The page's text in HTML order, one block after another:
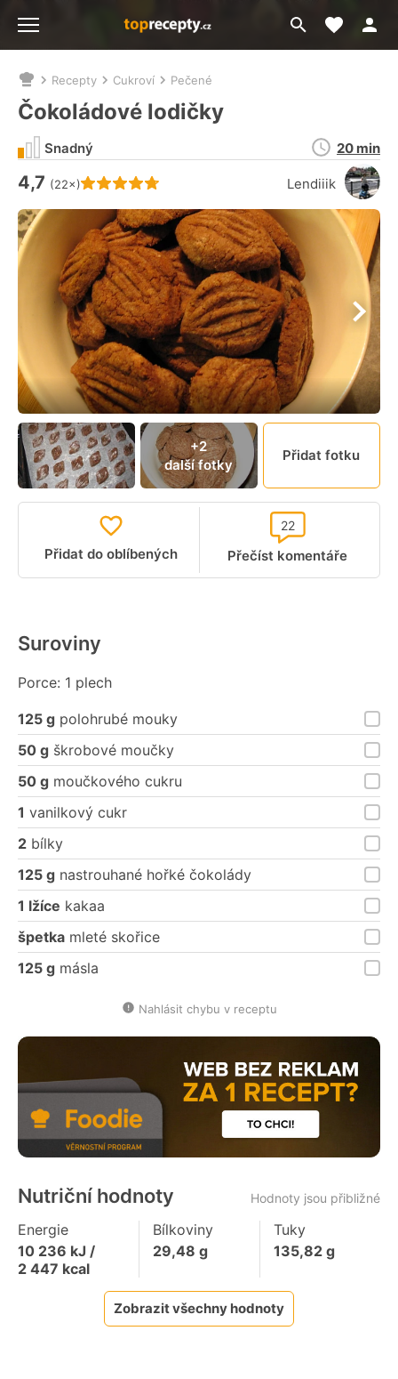
Přejít
na
Moje
Nacházíte
se
zde:
Recepty Cukroví Pečené
Čokoládové lodičky
Hodnocení receptu je
4,7 (22×) Lendiiik
Snadný
Doba
přípravy
20 min
+2
další fotky
Přidat fotku
Přidat do oblíbených Přečíst komentáře
22
Suroviny
Porce: 1 plech
125 g polohrubé mouky
50 g škrobové moučky
50 g moučkového cukru
1 vanilkový cukr
2 bílky
125 g nastrouhané hořké čokolády
1 lžíce kakaa
špetka mleté skořice
125 g másla
Nahlásit chybu v receptu
Nutriční hodnoty Hodnoty jsou přibližné
Energie
10 236 kJ /
2 447 kcal
Bílkoviny
29,48 g
Tuky
135,82g
Zobrazit všechny hodnoty